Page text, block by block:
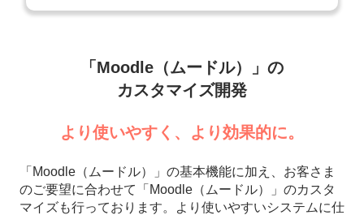
「Moodle（ムードル）」の
カスタマイズ開発
より使いやすく、より効果的に。
「Moodle（ムードル）」の基本機能に加え、お客さま
のご要望に合わせて「Moodle（ムードル）」のカスタ
マイズも行っております。より使いやすいシステムに仕